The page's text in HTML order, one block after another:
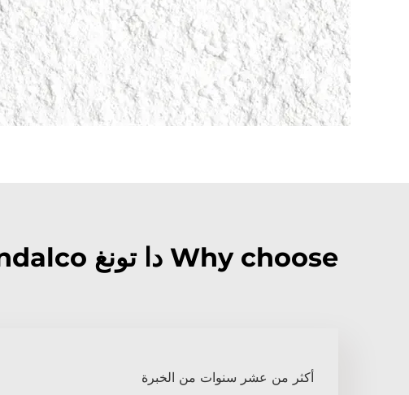
Why choose دا تونغ calcined alumina hindalco?
أكثر من عشر سنوات من الخبرة